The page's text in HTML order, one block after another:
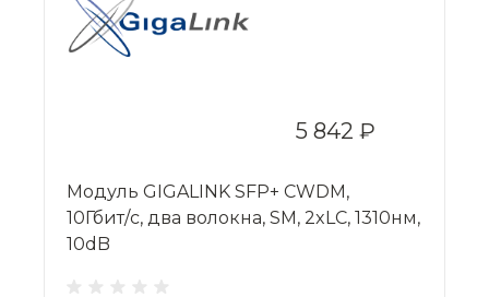
5 842 ₽
Модуль GIGALINK SFP+ CWDM,
10Гбит/c, два волокна, SM, 2xLC, 1310нм,
10dB